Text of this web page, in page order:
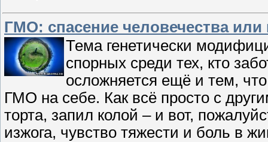
ГМО: спасение человечества
Тема генетически
спорных среди тех, кто
осложняется ещё и тем,
ГМО на себе. Как всё просто с
торта, запил колой – и вот,
изжога, чувство тяжести и боль в